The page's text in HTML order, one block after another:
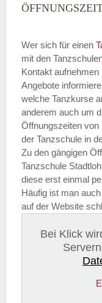
Wer sich für einen
mit den
Kontakt
Angebote
welche Tanzkurse
anderem auch um
Öffnungszeiten
der Tanzschule in
Zu den gängigen
Tanzschule
diese erst einmal
Häufig ist man
auf der Website
Bei Klick